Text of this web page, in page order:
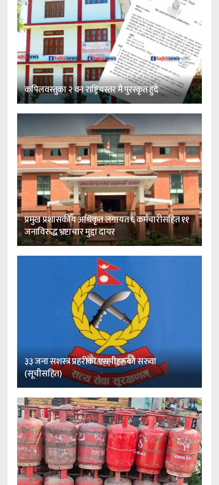
कपिलवस्तुका २ वन राष्ट्रियस्तर मै पुरस्कृत हुदै
प्रमुख प्रशासकीय अधिकृत लगायत ६ कर्मचारीसहित ११
जनाविरुद्ध भ्रष्टाचार मुद्दा दायर
३३ जना सशस्त्र प्रहरीका एसपीहरूको सरुवा
(सूचीसहित)